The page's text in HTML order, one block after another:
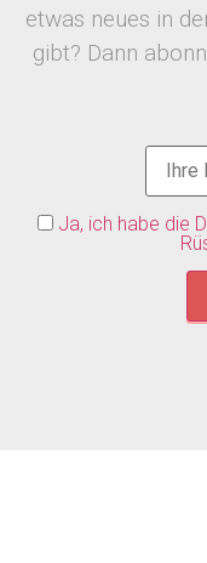
etwas neues in
gibt? Dann
Ja, ich habe die